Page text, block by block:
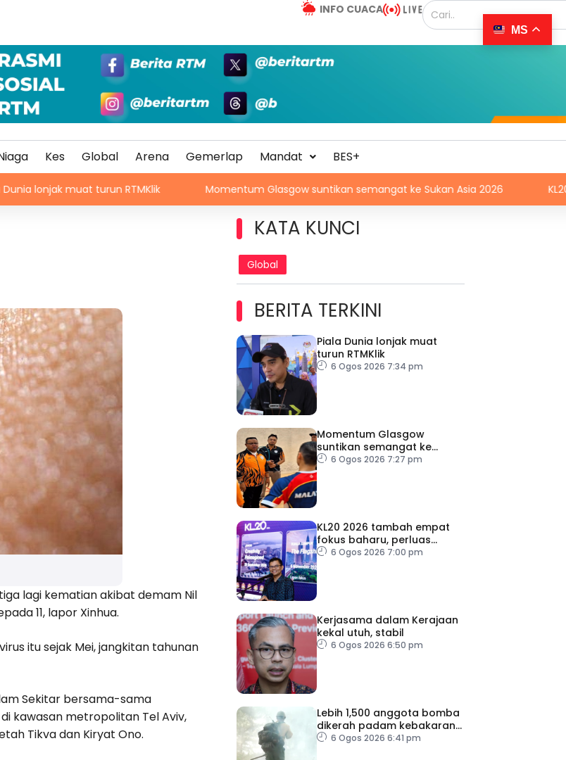
INFO CUACA
Kes Global Arena Gemerlap Mandat BES+
turun RTMKlik Momentum Glasgow suntikan semangat ke Sukan Asia 2026 KL20 2026
lagi kematian akibat demam Nil
11, lapor Xinhua.
itu sejak Mei, jangkitan tahunan
Sekitar bersama-sama
kawasan metropolitan Tel Aviv,
Tikva dan Kiryat Ono.
KATA KUNCI
Global
BERITA TERKINI
Piala Dunia lonjak muat
turun RTMKlik
6 Ogos 2026 7:34 pm
Momentum Glasgow
suntikan semangat ke
Sukan Asia 2026
6 Ogos 2026 7:27 pm
KL20 2026 tambah empat
fokus baharu, perluas
tumpuan ke lapan sektor
6 Ogos 2026 7:00 pm
Kerjasama dalam Kerajaan
kekal utuh, stabil
6 Ogos 2026 6:50 pm
Lebih 1,500 anggota bomba
dikerah padam kebakaran
di Washington
6 Ogos 2026 6:41 pm
MS